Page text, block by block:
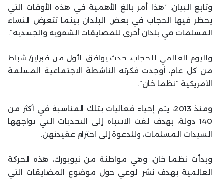
وتابع البيان: “هذا أمر بالغ الأهمية في هذه الأوقات التي
يحظر فيها الحجاب في بعض البلدان بينما تتعرض النساء
المسلمات في بلدان أخرى للمضايقات الشفوية والجسدية”.
واليوم العالمي للحجاب، حدث يوافق الأول من فبراير/ شباط
من كل عام، أوجدت فكرته الناشطة الاجتماعية المسلمة
الأمريكية “نظما خان”.
ومنذ 2013، يتم إحياء فعاليات بتلك المناسبة في أكثر من
140 دولة، بهدف لفت الانتباه إلى التحديات التي تواجهها
السيدات المسلمات، وللدعوة إلى احترام عقيدتهن.
وبدأت نظما خان، وهي مواطنة من نيويورك، هذه الحركة
العالمية بهدف نشر الوعي حول موضوع المضايقات التي